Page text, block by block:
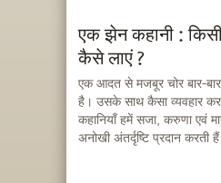
एक झेन कहानी :
कैसे लाएं ?
एक आदत से मजबूर चोर बार-बार
है। उसके साथ कैसा व्यवहार
कहानियाँ हमें सजा, करुणा एवं
अनोखी अंतर्दृष्टि प्रदान करती